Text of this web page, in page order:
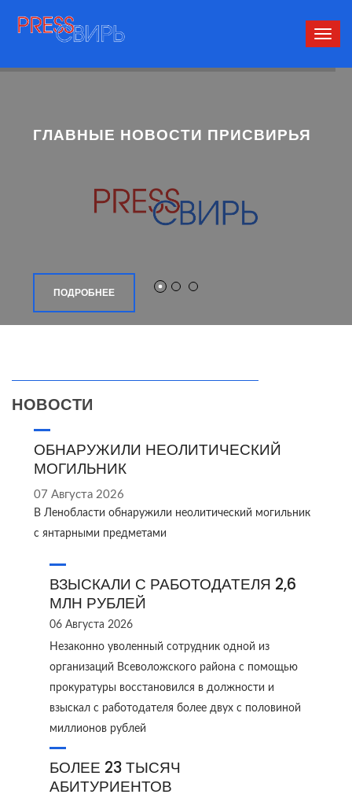
ГЛАВНЫЕ НОВОСТИ ПРИСВИРЬЯ
ПОДРОБНЕЕ
НОВОСТИ
ОБНАРУЖИЛИ НЕОЛИТИЧЕСКИЙ
МОГИЛЬНИК
07 Августа 2026
В Ленобласти обнаружили неолитический могильник
с янтарными предметами
ВЗЫСКАЛИ С РАБОТОДАТЕЛЯ 2,6
МЛН РУБЛЕЙ
06 Августа 2026
Незаконно уволенный сотрудник одной из
организаций Всеволожского района с помощью
прокуратуры восстановился в должности и
взыскал с работодателя более двух с половиной
миллионов рублей
БОЛЕЕ 23 ТЫСЯЧ
АБИТУРИЕНТОВ